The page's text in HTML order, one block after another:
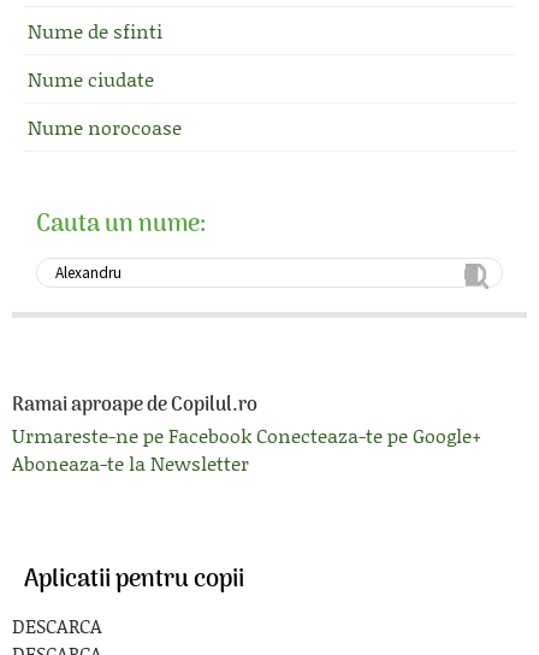
Nume de sfinti
Nume ciudate
Nume norocoase
Cauta un nume:
Ramai aproape de Copilul.ro
Urmareste-ne pe FacebookConecteaza-te pe Google+
Aboneaza-te la Newsletter
Aplicatii pentru copii
DESCARCA